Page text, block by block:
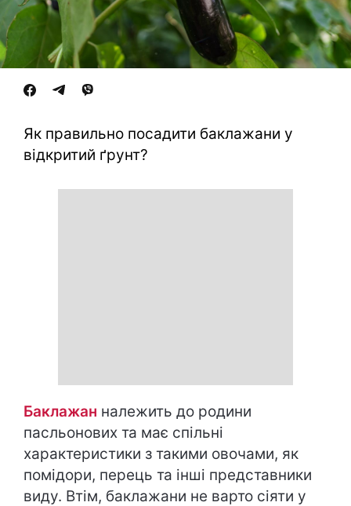
Як правильно посадити баклажани у
відкритий ґрунт?
Баклажан належить до родини
пасльонових та має спільні
характеристики з такими овочами, як
помідори, перець та інші представники
виду. Втім, баклажани не варто сіяти у